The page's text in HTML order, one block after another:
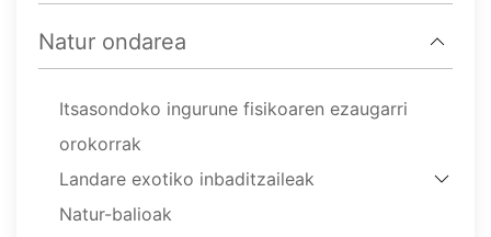
Natur ondarea
Itsasondoko ingurune fisikoaren ezaugarri
orokorrak
Landare exotiko inbaditzaileak
Natur-balioak